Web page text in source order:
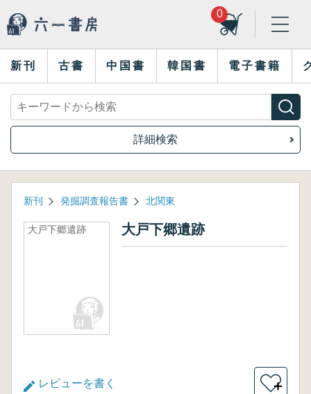
0
新刊 古書 中国書 韓国書 電子書籍
詳細検索
新刊 発掘調査報告書 北関東
大戸下郷遺跡 大戸下郷遺跡
レビューを書く ＋